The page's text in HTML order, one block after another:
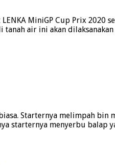
MiniGP Cup Prix 2020
tanah air ini akan
Starternya melimpah
starternya menyerbu